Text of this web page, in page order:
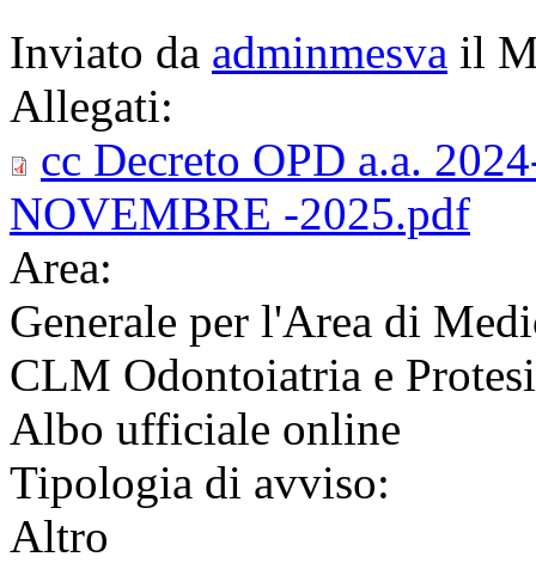
Inviato da adminmesva il
Allegati:
cc Decreto OPD a.a.
NOVEMBRE -2025.pdf
Area:
Generale per l'Area di
CLM Odontoiatria e
Albo ufficiale online
Tipologia di avviso:
Altro